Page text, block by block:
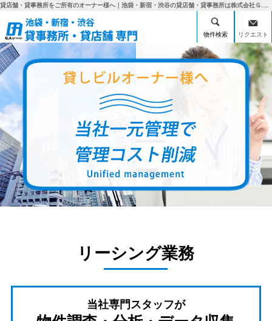
物件検索 リクエスト
リーシング業務
当社専門スタッフが